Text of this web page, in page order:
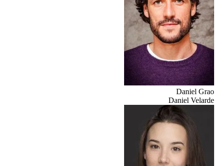
Daniel Grao
Daniel Velarde